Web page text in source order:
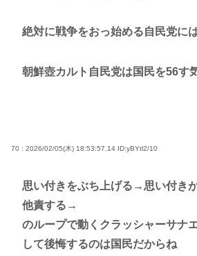
絶対に戦争をおっ始める自民党に
朝鮮壺カルト自民党は国民を56す
70 : 2026/02/05(木) 18:53:57.14 ID:yBYtl2/10
思い付きをぶち上げる→思い付き
他責する→
のループで動くクラッシャーサナ
して後悔するのは国民だからね